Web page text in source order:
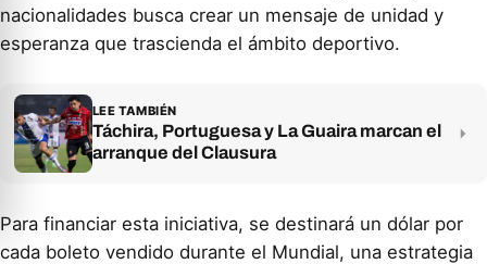
nacionalidades busca crear un mensaje de unidad y
esperanza que trascienda el ámbito deportivo.
LEE TAMBIÉN
Táchira, Portuguesa y La Guaira marcan el
arranque del Clausura
Para financiar esta iniciativa, se destinará un dólar por
cada boleto vendido durante el Mundial, una estrategia